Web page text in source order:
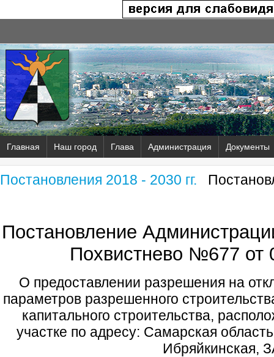
Главная Наш город Глава Администрация Документы
Постановления 2018 - 2030 гг.
Постановление
Похвистнево №677 от
О предоставлении разрешения на
параметров разрешенного
капитального строительства,
участке по адресу: Самарская
Ибряйкинская,